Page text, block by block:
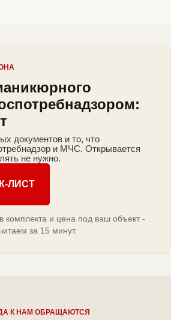
документов и то, что
и МЧС. Открывается
не нужно.
ЛИСТ
комплекта и цена под ваш объект -
за 15 минут.
К НАМ ОБРАЩАЮТСЯ